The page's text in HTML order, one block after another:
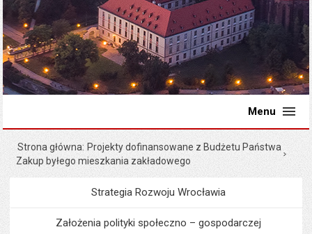
Menu
Strona główna Projekty dofinansowane z Budżetu Państwa
Zakup byłego mieszkania zakładowego
MenuProgramy i projekty
Strategia Rozwoju Wrocławia
Założenia polityki społeczno – gospodarczej